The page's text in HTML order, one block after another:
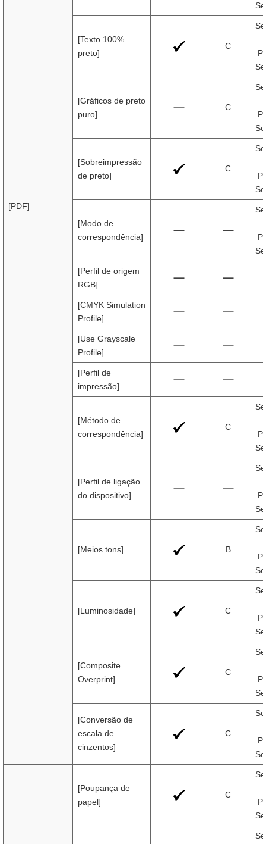
[PDF]
[Texto 100%
preto]
C
[Gráficos de preto
puro]
C
[Sobreimpressão
de preto]
C
[Modo de
correspondência]
[Perfil de origem
RGB]
[CMYK Simulation
Profile]
[Use Grayscale
Profile]
[Perfil de
impressão]
[Método de
correspondência]
C
[Perfil de ligação
do dispositivo]
[Meios tons] B
[Luminosidade] C
[Composite
Overprint]
C
[Conversão de
escala de
cinzentos]
C
[Poupança de
papel]
C